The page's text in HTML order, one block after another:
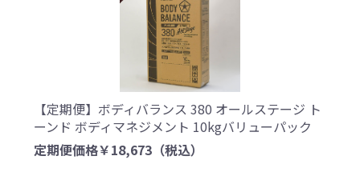
【定期便】ボディバランス 380 オールステージ ト
ーンド ボディマネジメント 10kgバリューパック
定期便価格￥18,673 （税込）